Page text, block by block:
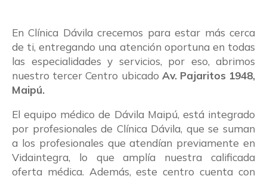
En Clínica Dávila crecemos para estar más cerca
de ti, entregando una atención oportuna en todas
las especialidades y servicios, por eso, abrimos
nuestro tercer Centro ubicado Av. Pajaritos 1948,
Maipú.
El equipo médico de Dávila Maipú, está integrado
por profesionales de Clínica Dávila, que se suman
a los profesionales que atendían previamente en
Vidaintegra, lo que amplía nuestra calificada
oferta médica. Además, este centro cuenta con